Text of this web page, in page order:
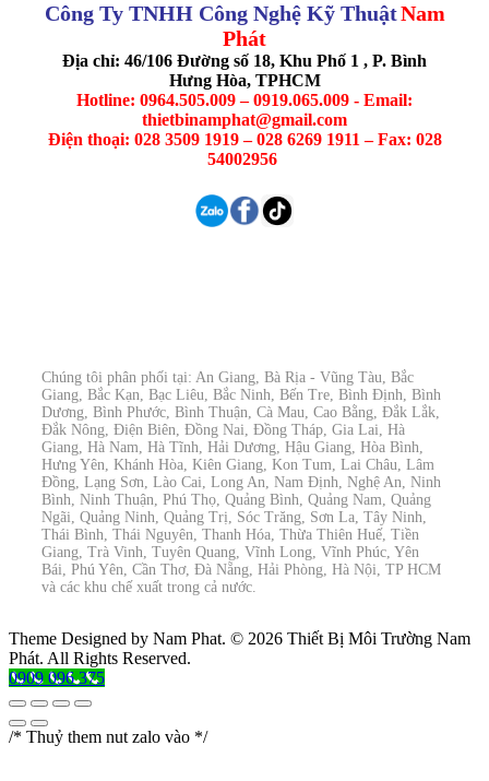
Công Ty TNHH Công Nghệ Kỹ ThuậtNam
Phát
Địa chỉ: 46/106 Đường số 18, Khu Phố 1 , P. Bình
Hưng Hòa, TPHCM
Hotline: 0964.505.009 – 0919.065.009 - Email:
thietbinamphat@gmail.com
Điện thoại: 028 3509 1919 – 028 6269 1911 – Fax: 028
54002956
Chúng tôi phân phối tại: An Giang, Bà Rịa - Vũng Tàu, Bắc
Giang, Bắc Kạn, Bạc Liêu, Bắc Ninh, Bến Tre, Bình Định, Bình
Dương, Bình Phước, Bình Thuận, Cà Mau, Cao Bằng, Đắk Lắk,
Đắk Nông, Điện Biên, Đồng Nai, Đồng Tháp, Gia Lai, Hà
Giang, Hà Nam, Hà Tĩnh, Hải Dương, Hậu Giang, Hòa Bình,
Hưng Yên, Khánh Hòa, Kiên Giang, Kon Tum, Lai Châu, Lâm
Đồng, Lạng Sơn, Lào Cai, Long An, Nam Định, Nghệ An, Ninh
Bình, Ninh Thuận, Phú Thọ, Quảng Bình, Quảng Nam, Quảng
Ngãi, Quảng Ninh, Quảng Trị, Sóc Trăng, Sơn La, Tây Ninh,
Thái Bình, Thái Nguyên, Thanh Hóa, Thừa Thiên Huế, Tiền
Giang, Trà Vinh, Tuyên Quang, Vĩnh Long, Vĩnh Phúc, Yên
Bái, Phú Yên, Cần Thơ, Đà Nẵng, Hải Phòng, Hà Nội, TP HCM
và các khu chế xuất trong cả nước.
Theme Designed by Nam Phat. © 2026 Thiết Bị Môi Trường Nam
Phát. All Rights Reserved.
0909 096 375
/* Thuỷ them nut zalo vào */